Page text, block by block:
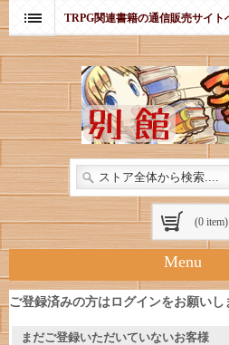
TRPG関連書籍の通信販売サイト
(0
Menu
ご登録済みの方はログインをお願いし
まだご登録いただいていないお客様